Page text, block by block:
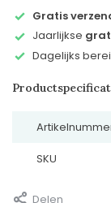
Gratis
Jaarlijkse
Dagelijks
SKU
Delen